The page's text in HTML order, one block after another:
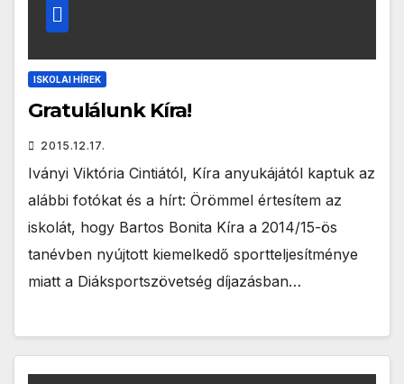
ISKOLAI HÍREK
Gratulálunk Kíra!
2015.12.17.
Iványi Viktória Cintiától, Kíra anyukájától kaptuk az
alábbi fotókat és a hírt: Örömmel értesítem az
iskolát, hogy Bartos Bonita Kíra a 2014/15-ös
tanévben nyújtott kiemelkedő sportteljesítménye
miatt a Diáksportszövetség díjazásban…